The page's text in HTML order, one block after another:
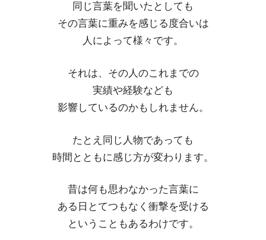
同じ言葉を聞いたとしても
その言葉に重みを感じる度合いは
人によって様々です。
それは、その人のこれまでの
実績や経験なども
影響しているのかもしれません。
たとえ同じ人物であっても
時間とともに感じ方が変わります。
昔は何も思わなかった言葉に
ある日とてつもなく衝撃を受ける
ということもあるわけです。